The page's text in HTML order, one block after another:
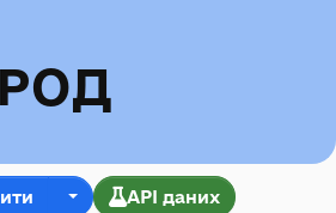
API даних